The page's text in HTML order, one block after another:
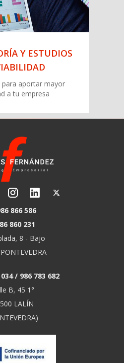
Y ESTUDIOS
para aportar mayor
a tu empresa
866 586
860 231
8 - Bajo
/ 986 783 682